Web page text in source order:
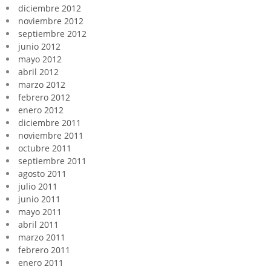
diciembre 2012
noviembre 2012
septiembre 2012
junio 2012
mayo 2012
abril 2012
marzo 2012
febrero 2012
enero 2012
diciembre 2011
noviembre 2011
octubre 2011
septiembre 2011
agosto 2011
julio 2011
junio 2011
mayo 2011
abril 2011
marzo 2011
febrero 2011
enero 2011